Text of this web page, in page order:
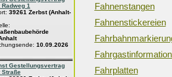
1
39261 Zerbst (Anhalt-
10.09.2026
Gestellungsvertrag
Straße
Fahnenstangen
Fahnenstickereien
Fahrplatten